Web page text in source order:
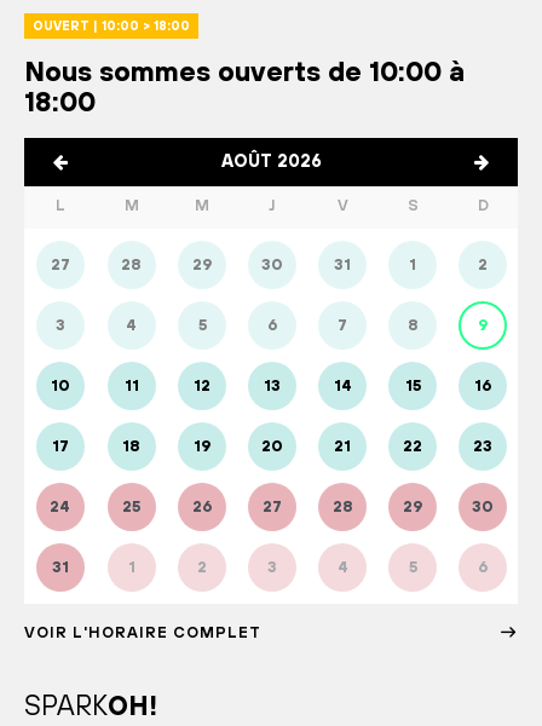
OUVERT | 10:00 > 18:00
Nous sommes ouverts de 10:00 à
18:00
AOÛT 2026
L M M J V S D
27 28 29 30 31 1 2
3 4 5 6 7 8 9
10 11 12 13 14 15 16
17 18 19 20 21 22 23
24 25 26 27 28 29 30
31 1 2 3 4 5 6
VOIR L'HORAIRE COMPLET
SPARKOH!